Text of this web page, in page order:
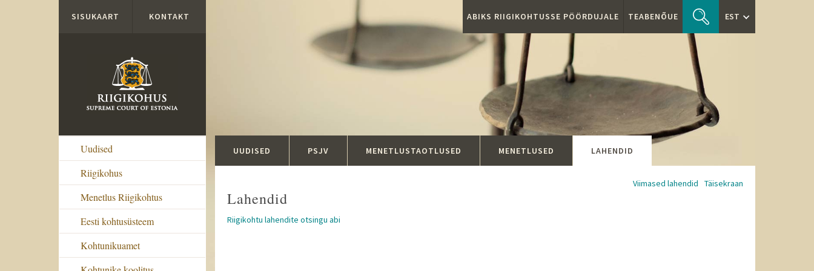
ABIKS RIIGIKOHTUSSE PÖÖRDUJALE TEABENÕUE EST
SISUKAART KONTAKT
Uudised
Riigikohus
Menetlus Riigikohtus
Eesti kohtusüsteem
Kohtunikuamet
UUDISED PSJV MENETLUSTAOTLUSED MENETLUSED LAHENDID
Viimased lahendid Täisekraan
Lahendid
Riigikohtu lahendite otsingu abi